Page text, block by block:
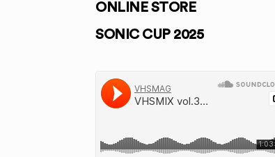
ONLINE STORE
SONIC CUP 2025